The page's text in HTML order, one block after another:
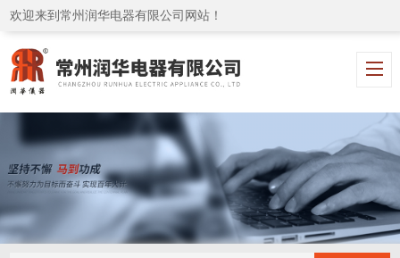
欢迎来到常州润华电器有限公司网站！